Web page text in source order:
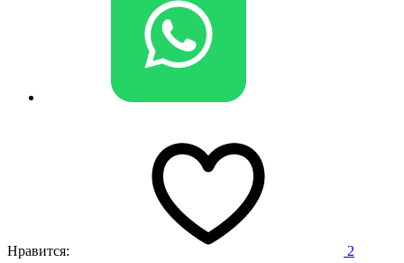
Нравится: 2